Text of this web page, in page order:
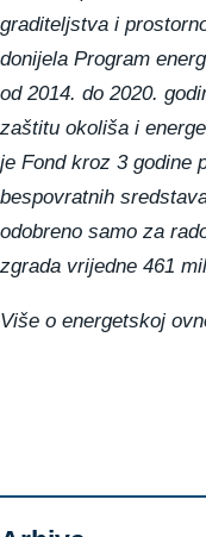
graditeljstva i
donijela Program
od 2014. do 2020.
zaštitu okoliša i
je Fond kroz 3 godine
bespovratnih
odobreno samo za
zgrada vrijedne 461
Više o energetskoj